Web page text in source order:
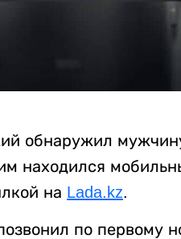
обнаружил
находился
на Lada.kz.
по первому